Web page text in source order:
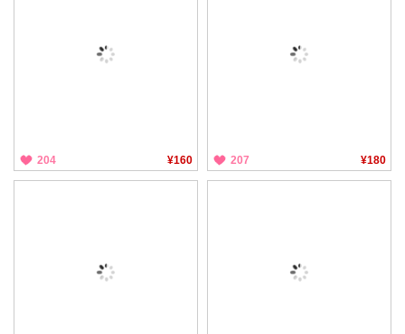
204 ¥160 207 ¥180